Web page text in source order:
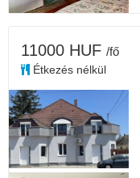
11000 HUF /fő
Étkezés nélkül